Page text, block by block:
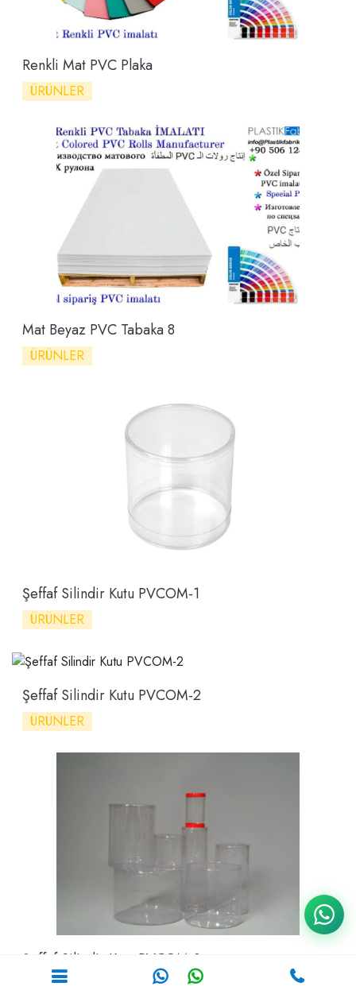
Renkli Mat PVC Plaka
ÜRÜNLER
Mat Beyaz PVC Tabaka 8
ÜRÜNLER
Şeffaf Silindir Kutu PVCOM-1
ÜRÜNLER
Şeffaf Silindir Kutu PVCOM-2
ÜRÜNLER
Şeffaf Silindir Kutu PVCOM-3
ÜRÜNLER